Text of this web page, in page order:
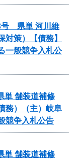
号 県単 河川維
策）【債務】
一般競争入札公
単 舗装道補修
務）（主）岐阜
競争入札公告
単 舗装道補修